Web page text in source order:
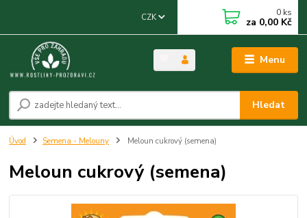
Menu
CZK
Hledat
0 ks
za 0,00 Kč
Úvod Semena - Melouny Meloun cukrový (semena)
Meloun cukrový (semena)